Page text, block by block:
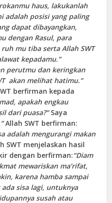
haus, lakukanlah
adalah posisi yang paling
dapat dibayangkan,
dengan Rasul, para
mu tiba serta Allah SWT
kepadamu.”
perutmu dan keringkan
akan melihat hatimu.”
berfirman kepada
apakah engkau
dari puasa?”Saya
Allah SWT berfirman:
adalah mengurangi makan
SWT menjelaskan hasil
dengan berfirman:“Diam
mewariskan ma’rifat,
karena hamba sampai
sisa lagi, untuknya
susah atau